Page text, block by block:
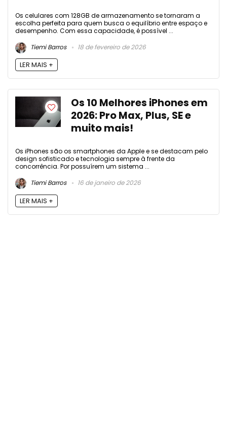
Os celulares com 128GB de armazenamento se tornaram a
escolha perfeita para quem busca o equilíbrio entre espaço e
desempenho. Com essa capacidade, é possível ...
Tiemi Barros
18 de fevereiro de 2026
LER MAIS +
Os 10 Melhores iPhones em
2026: Pro Max, Plus, SE e
muito mais!
Os iPhones são os smartphones da Apple e se destacam pelo
design sofisticado e tecnologia sempre à frente da
concorrência. Por possuírem um sistema ...
Tiemi Barros
16 de janeiro de 2026
LER MAIS +